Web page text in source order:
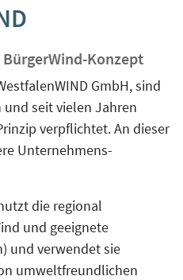
Konzept
GmbH, sind
seit vielen Jahren
verpflichtet. An dieser
Unternehmens-
die regional
und geeignete
und verwendet sie
umweltfreundlichen
am
Innovation-
und